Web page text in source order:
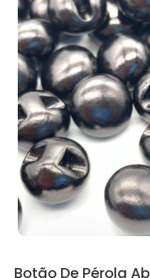
Botão De Pérola